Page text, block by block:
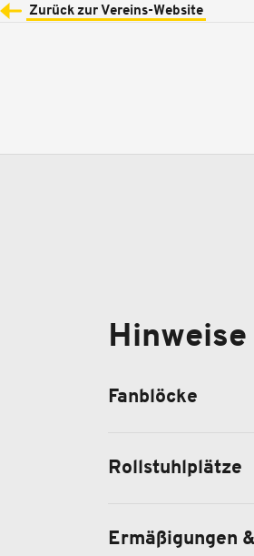
Zurück zur Vereins-Website
Hinweise
Fanblöcke
Rollstuhlplätze
Ermäßigungen